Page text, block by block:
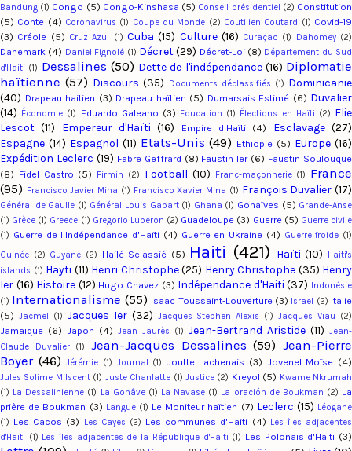
Bandung (1) Congo (5) Congo-Kinshasa (5) Conseil présidentiel (2) Constitution
(5) Conte (4) Coronavirus (1) Coupe du Monde (2) Coutilien Coutard (1) Covid-19
(3) Créole (5) Cruz Azul (1) Cuba (15) Culture (16) Curaçao (1) Dahomey (2)
Danemark (4) Daniel Fignolé (1) Décret(29) Décret-Loi (8) Département du Sud
d'Haiti (1) Dessalines (50) Dette de l'indépendance (16) Diplomatie
haïtienne (57) Discours (35) Documents déclassifiés (1) Dominicanie
(40) Drapeau haitien (3) Drapeau haïtien (5) Dumarsais Estimé (6) Duvalier
(14) Économie (1) Eduardo Galeano (3) Education (1) Élections en Haïti (2) Elie
Lescot (11) Empereur d'Haïti (16) Empire d'Haïti (4) Esclavage (27)
Espagne (14) Espagnol (11) Etats-Unis (49) Ethiopie (5) Europe (16)
Expédition Leclerc (19) Fabre Geffrard (8) Faustin Ier (6) Faustin Soulouque
(8) Fidel Castro (5) Firmin (2) Football (10) Franc-maçonnerie (1)
France
(95) Francisco Javier Mina (1) Francisco Xavier Mina (1) François Duvalier (17)
Général de Gaulle (1) Général Louis Gabart (1) Ghana (1) Gonaïves (5) Grande-Anse
(1) Grèce (1) Greece (1) Gregorio Luperon (2) Guadeloupe (3) Guerre (5) Guerre civile
(1) Guerre de l'Indépendance d'Haïti (4) Guerre en Ukraine (4) Guerre froide (1)
Guinée (2) Guyane (2) Hailé Selassié (5) Haiti (421) Haïti (10)
Haiti's
islands (1) Hayti (11) Henri Christophe (25) Henry Christophe (35) Henry
Ier (16) Histoire (12) Hugo Chavez (3) Indépendance d'Haiti (37) Indonésie
(1) Internationalisme (55) Isaac Toussaint-Louverture (3) Israel (2) Italie
(5) Jacmel (1) Jacques Ier (32) Jacques Stephen Alexis (1) Jacques Viau (2)
Jamaique (6) Japon (4) Jean Jaurès (1) Jean-Bertrand Aristide (11) Jean-
Claude Duvalier
(1) Jean-Jacques Dessalines (59) Jean-Pierre
Boyer (46) Jérémie (1) Journal (1) Joutte Lachenais (3) Jovenel Moïse (4)
Jules Solime Milscent (1) Juste Chanlatte (1) Justice (2) Kreyol (5) Kwame Nkrumah
(1) La Dessalinienne (1) La Gonâve (1) La Navase (1) La oración de Boukman (2) La
prière de Boukman (3) Langue (1) Le Moniteur haïtien (7) Leclerc (15) Léogane
(1) Les Cacos (3) Les Cayes (2) Les communes d'Haiti (4) Les îles adjacentes
d'Haïti (1) Les îles adjacentes de la République d'Haïti (1) Les Polonais d'Haiti (3)